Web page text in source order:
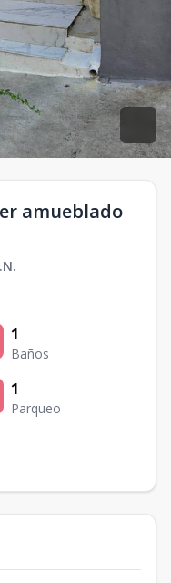
amueblado
1
Baños
1
Parqueo